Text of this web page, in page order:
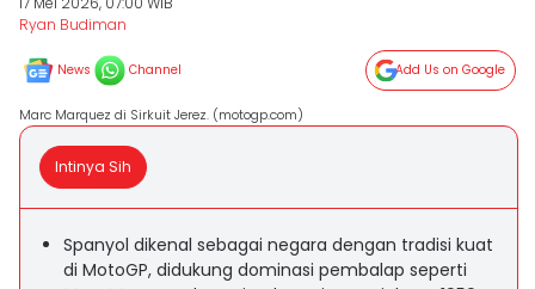
Ryan Budiman
News Channel Add Us on Google
Marc Marquez di Sirkuit Jerez. (motogp.com)
Intinya Sih
Spanyol dikenal sebagai negara dengan tradisi kuat
di MotoGP, didukung dominasi pembalap seperti